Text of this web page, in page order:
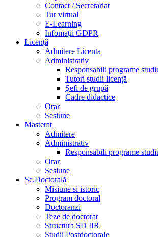
Contact / Secretariat
Tur virtual
E-Learning
Infomații GDPR
Licență
Admitere Licenta
Administrativ
Responsabili programe
Tutori studii licență
Şefi de grupă
Cadre didactice
Orar
Sesiune
Masterat
Admitere
Administrativ
Responsabili programe
Orar
Sesiune
Șc.Doctorală
Misiune si istoric
Program doctoral
Doctoranzi
Teze de doctorat
Structura SD IIR
Studii Postdoctorale